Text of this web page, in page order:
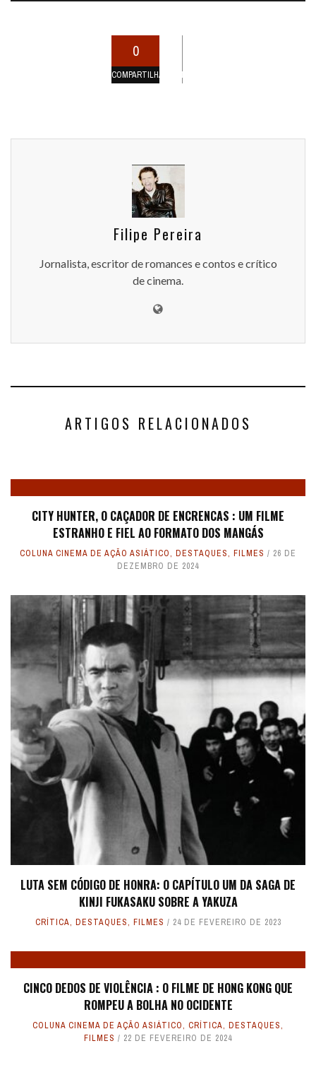
0
COMPARTILHAMENTOS
Filipe Pereira
Jornalista, escritor de romances e contos e crítico
de cinema.
ARTIGOS RELACIONADOS
CITY HUNTER, O CAÇADOR DE ENCRENCAS : UM FILME
ESTRANHO E FIEL AO FORMATO DOS MANGÁS
COLUNA CINEMA DE AÇÃO ASIÁTICO, DESTAQUES, FILMES
26 DE
DEZEMBRO DE 2024
LUTA SEM CÓDIGO DE HONRA: O CAPÍTULO UM DA SAGA DE
KINJI FUKASAKU SOBRE A YAKUZA
CRÍTICA, DESTAQUES, FILMES 24 DE FEVEREIRO DE 2023
CINCO DEDOS DE VIOLÊNCIA : O FILME DE HONG KONG QUE
ROMPEU A BOLHA NO OCIDENTE
COLUNA CINEMA DE AÇÃO ASIÁTICO, CRÍTICA, DESTAQUES,
FILMES
22 DE FEVEREIRO DE 2024